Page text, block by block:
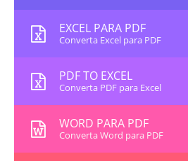
EXCEL PARA PDF
Converta Excel para PDF
PDF TO EXCEL
Converta PDF para Excel
WORD PARA PDF
Converta Word para PDF